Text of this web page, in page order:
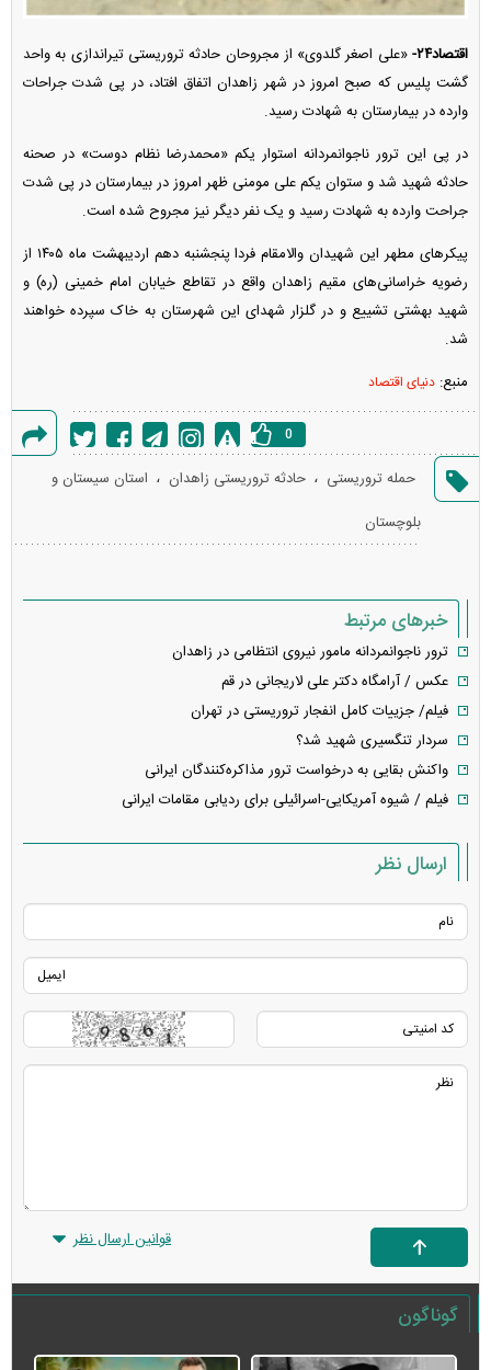
اقتصاد۲۴-
«علی اصغر گلدوی» از مجروحان حادثه تروریستی تیراندازی به واحد
گشت پلیس که صبح امروز در شهر زاهدان اتفاق افتاد، در پی شدت جراحات
وارده در بیمارستان به شهادت رسید.
در پی این ترور ناجوانمردانه استوار یکم «محمدرضا نظام دوست» در صحنه
حادثه شهید شد و ستوان یکم علی مومنی ظهر امروز در بیمارستان در پی شدت
جراحت وارده به شهادت رسید و یک نفر دیگر نیز مجروح شده است.
پیکر‌های مطهر این شهیدان والامقام فردا پنجشنبه دهم اردیبهشت ماه ۱۴۰۵ از
رضویه خراسانی‌های مقیم زاهدان واقع در تقاطع خیابان امام خمینی (ره) و
شهید بهشتی تشییع و در گلزار شهدای این شهرستان به خاک سپرده خواهند
شد.
منبع: دنیای اقتصاد
گزارش
خطا
0
حمله تروریستی ، حادثه تروریستی زاهدان ، استان سیستان و
بلوچستان
خبرهای مرتبط
ترور ناجوانمردانه مامور نیروی انتظامی در زاهدان
عکس / آرامگاه دکتر علی لاریجانی در قم
فیلم/ جزییات کامل انفجار تروریستی در تهران
سردار تنگسیری شهید شد؟
واکنش بقایی به درخواست ترور مذاکره‌کنندگان ایرانی
فیلم / شیوه آمریکایی-اسرائیلی برای ردیابی مقامات ایرانی
ارسال نظر
قوانین ارسال نظر
گوناگون